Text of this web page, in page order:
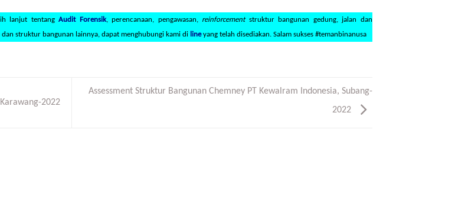
lanjut tentangAudit Forensik, perencanaan, pengawasan, reinforcementstruktur bangunan gedung, jalan dan
dan struktur bangunan lainnya, dapat menghubungi kami di lineyang telah disediakan. Salam sukses #temanbinanusa
2022
Assessment Struktur Bangunan Chemney PT Kewalram Indonesia, Subang-
2022